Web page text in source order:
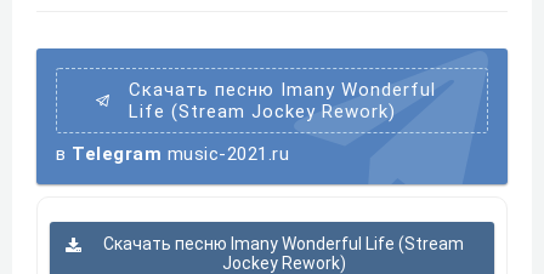
Скачать песню Imany Wonderful
Life (Stream Jockey Rework)
в Telegram music-2021.ru
Скачать песню Imany Wonderful Life (Stream
Jockey Rework)